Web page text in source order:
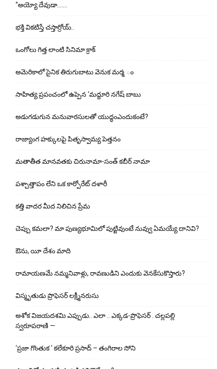
“అయ్యో దేవుడా…….
భ‌క్తి విక‌టిస్తే చ‌స్తార్రోయ్‌..
ఒంగోలు గిత్త లాంటి సినిమా క్రాక్
అమెరికాలో సైనిక తిరుగుబాటు వెనుక మర్మ ం
సాహిత్య ప్రపంచంలో ఉప్పెన ‘మద్దూరి నగేష్ బాబు
అడుగ‌డుగున మ‌నువార‌సుల‌తో యుద్ధంఎందుకంటే?
రాజ్యాంగ హక్కులపై పితృస్వామ్య పెత్తనం
మతాతీత మానవతకు చిరునామా-సంత్ కబీర్ నామా
పశ్చాత్తాపం లేని ఒక కార్పోరేట్ దళారీ
కత్తి వాదర మీద నిలిచిన ప్రేమ
చెప్పు క‌మ‌లా? మా పుణ్యభూమిలో పుట్టివుంటే నువ్వు ఏమయ్యే దానివి?
ఔను, యీ దేశం మాది
రామాయణమే నమ్మనివాళ్లు, రావణుడిని ఎందుకు వెనకేసుకొస్తారు?
విస్మృతుడు ప్రొఫెసర్ లక్ష్మీనరుసు
అశోక విజ‌య‌ద‌శ‌మి ఎప్పుడు.. ఎలా .. ఎక్క‌డ‌-ప్రొఫెసర్ . చల్లపల్లి
స్వరూపరాణి —
‘ప్రజా గొంతుక ‘ కలేకూరి ప్రసాద్ – తంగిరాల సోని